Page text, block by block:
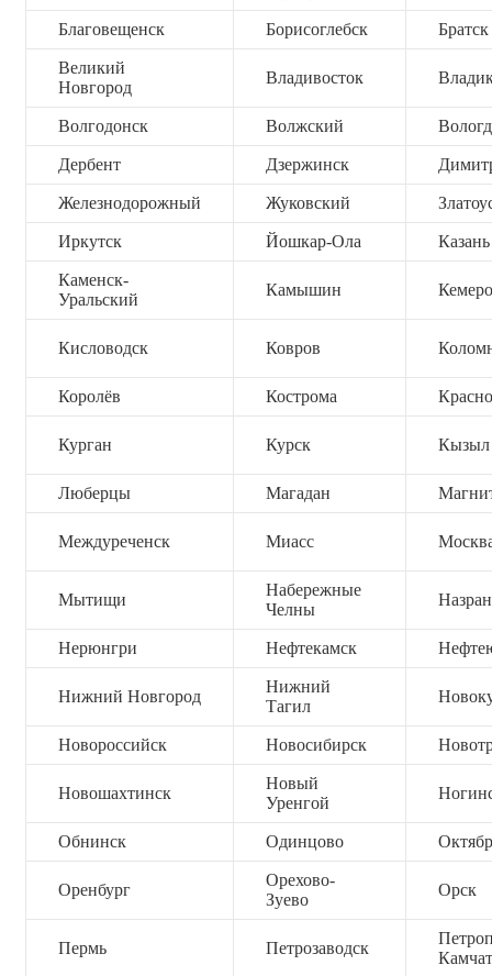
Благовещенск Борисоглебск Братск
Великий
Новгород
Владивосток
Волгодонск Волжский
Дербент Дзержинск
Железнодорожный Жуковский
Иркутск Йошкар-Ола Казань
Каменск-
Уральский
Камышин
Кисловодск Ковров
Королёв Кострома
Курган Курск Кызыл
Люберцы Магадан
Междуреченск Миасс
Мытищи
Набережные
Челны
Нерюнгри Нефтекамск
Нижний Новгород
Нижний
Тагил
Новороссийск Новосибирск
Новошахтинск
Новый
Уренгой
Обнинск Одинцово
Оренбург
Орехово-
Зуево
Орск
Пермь Петрозаводск